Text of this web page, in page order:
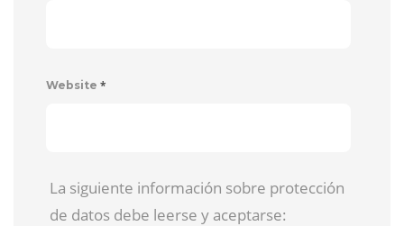
Website *
La siguiente información sobre protección
de datos debe leerse y aceptarse: